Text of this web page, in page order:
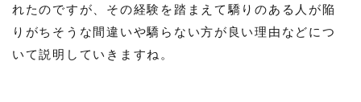
れたのですが、その経験を踏まえて驕りのある人が陥
りがちそうな間違いや驕らない方が良い理由などにつ
いて説明していきますね。